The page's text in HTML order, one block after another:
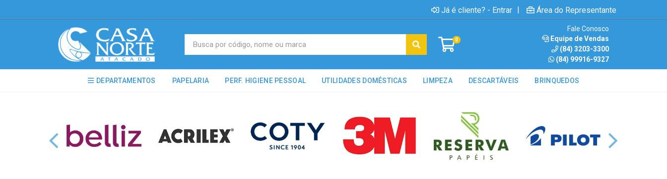
Já é cliente? - Entrar | Área do Representante
0
Fale Conosco
Equipe de Vendas
(84) 3203-3300
(84) 99916-9327
DEPARTAMENTOS PAPELARIA PERF. HIGIENE PESSOAL UTILIDADES DOMÉSTICAS LIMPEZA DESCARTÁVEIS BRINQUEDOS